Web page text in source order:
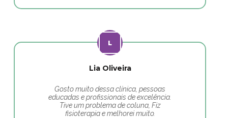
Lia Oliveira
Gosto muito dessa clínica, pessoas
educadas e profissionais de excelência.
Tive um problema de coluna, Fiz
fisioterapia e melhorei muito.